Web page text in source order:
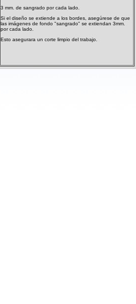
3 mm. de sangrado por cada lado.
Si el diseño se extiende a los bordes, asegúrese de que
las imágenes de fondo "sangrado" se extiendan 3mm.
por cada lado.
Esto asegurara un corte limpio del trabajo.